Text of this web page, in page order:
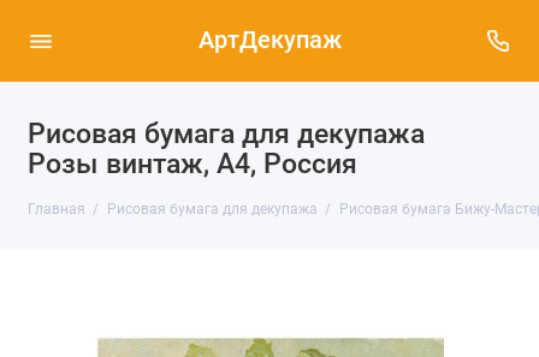
АртДекупаж
Рисовая бумага для декупажа
Розы винтаж, А4, Россия
Главная Рисовая бумага для декупажа Рисовая бумага Бижу-